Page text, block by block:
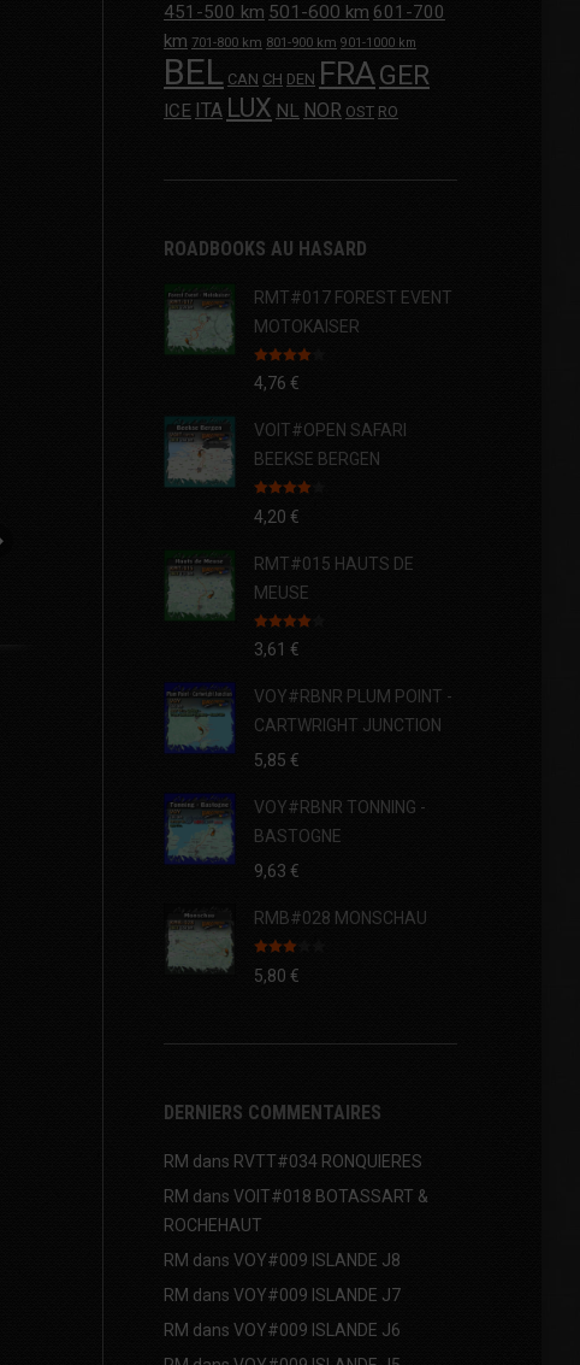
451-500 km 501-600 km 601-700
km 701-800 km 801-900 km 901-1000 km
BEL CAN CH DEN FRAGER
ICE ITA LUX NL NOR OST RO
ROADBOOKS AU HASARD
RMT#017 FOREST EVENT
MOTOKAISER
Note 4.00
sur 5
4,76 €
VOIT#OPEN SAFARI
BEEKSE BERGEN
Note 4.00
sur 5
4,20 €
RMT#015 HAUTS DE
MEUSE
Note 4.00
sur 5
3,61 €
VOY#RBNR PLUM POINT -
CARTWRIGHT JUNCTION
5,85 €
VOY#RBNR TONNING -
BASTOGNE
9,63 €
RMB#028 MONSCHAU
Note
3.00
5,80 €
DERNIERS COMMENTAIRES
RM dans RVTT#034 RONQUIERES
RM dans VOIT#018 BOTASSART &
ROCHEHAUT
RM dans VOY#009 ISLANDE J8
RM dans VOY#009 ISLANDE J7
RM dans VOY#009 ISLANDE J6